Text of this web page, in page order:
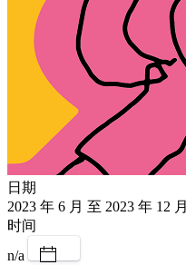
日期
2023 年 6 月 至 2023 年 12 月
时间
n/a